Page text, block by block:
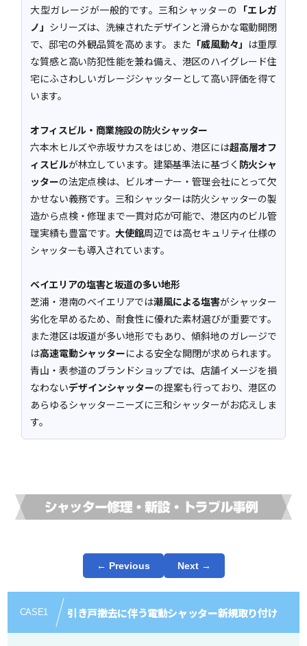
大型ガレージが一般的です。三和シャッターの 「エレガ
ノ」 シリーズは、洗練されたデザインと滑らかな電動開閉
で、邸宅の外観品質を高めます。また 「威風動々」 は重厚
な質感と高い防犯性能を兼ね備え、港区のハイグレード住
宅にふさわしいガレージシャッターとして高い評価を得て
います。
オフィスビル・商業施設の防火シャッター
六本木ヒルズや赤坂サカスをはじめ、港区には超高層オフ
ィスビルが林立しています。建築基準法に基づく 防火シャ
ッターの法定点検は、ビルオーナー・管理会社にとって欠
かせない義務です。三和シャッターは防火シャッターの製
造から点検・修理まで一貫対応が可能で、港区内のビル管
理実績も豊富です。大使館周辺では高セキュリティ仕様の
シャッターも導入されています。
ベイエリアの塩害と坂道の多い地形
芝浦・港南のベイエリアでは潮風による塩害がシャッター
劣化を早めるため、耐食性に優れた素材選びが重要です。
また港区は坂道が多い地形でもあり、傾斜地のガレージで
は高速電動シャッターによる安全な開閉が求められます。
青山・表参道のブランドショップでは、店舗イメージを損
なわないデザインシャッターの提案も行っており、港区の
あらゆるシャッターニーズに三和シャッターがお応えしま
す。
← Previous Next →
CASE1 引き戸撤去に伴う電動シャッター新規取り付け